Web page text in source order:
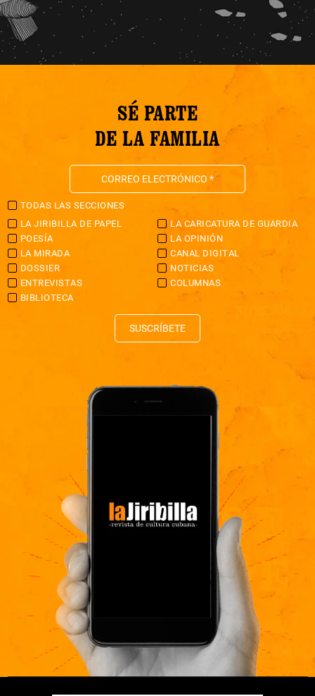
SÉ PARTE
DE LA FAMILIA
TODAS LAS SECCIONES
LA JIRIBILLA DE PAPEL
LA CARICATURA DE GUARDIA
POESÍA
LA OPINIÓN
LA MIRADA
CANAL DIGITAL
DOSSIER
NOTICIAS
ENTREVISTAS
COLUMNAS
BIBLIOTECA
SUSCRÍBETE